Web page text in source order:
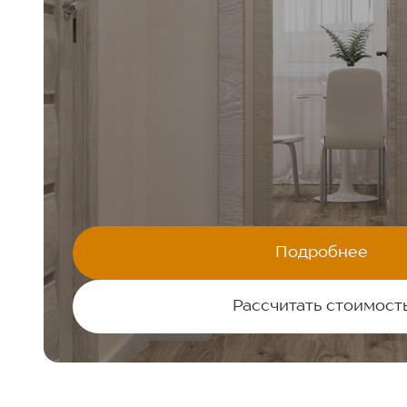
Подробнее
Рассчитать
«МОЯ ЛЕГЕНДА»
1-комнатная квартира:42,4 М²
КОМФОРТ+